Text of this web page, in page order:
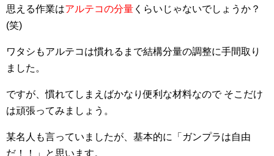
思える作業はアルテコの分量 くらいじゃないでしょうか？
(笑)
ワタシもアルテコは慣れるまで結構分量の調整に手間取り
ました。
ですが、慣れてしまえばかなり便利な材料なので そこだけ
は頑張ってみましょう。
某名人も言っていましたが、基本的に「ガンプラは自由
だ！！」と思います。